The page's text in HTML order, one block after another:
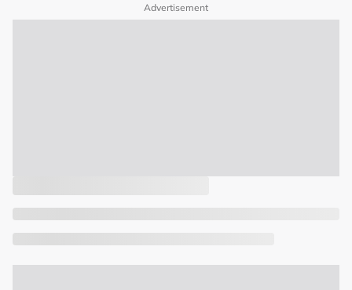
Advertisement